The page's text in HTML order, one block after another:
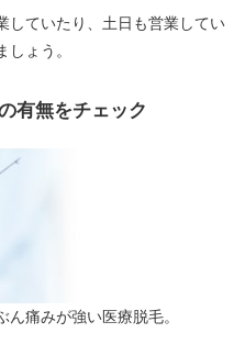
していたり、土日も営業してい
ょう。
有無をチェック
痛みが強い医療脱毛。